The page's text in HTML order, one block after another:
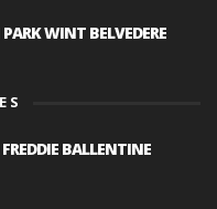
WINT BELVEDERE
BALLENTINE